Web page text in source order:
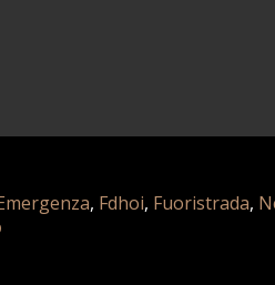
, Fdhoi, Fuoristrada,